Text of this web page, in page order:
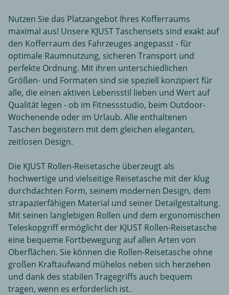
Nutzen Sie das Platzangebot Ihres Kofferraums
maximal aus! Unsere KJUST Taschensets sind exakt auf
den Kofferraum des Fahrzeuges angepasst - für
optimale Raumnutzung, sicheren Transport und
perfekte Ordnung. Mit ihren unterschiedlichen
Größen- und Formaten sind sie speziell konzipiert für
alle, die einen aktiven Lebensstil lieben und Wert auf
Qualität legen - ob im Fitnessstudio, beim Outdoor-
Wochenende oder im Urlaub. Alle enthaltenen
Taschen begeistern mit dem gleichen eleganten,
zeitlosen Design.
Die KJUST Rollen-Reisetasche überzeugt als
hochwertige und vielseitige Reisetasche mit der klug
durchdachten Form, seinem modernen Design, dem
strapazierfähigen Material und seiner Detailgestaltung.
Mit seinen langlebigen Rollen und dem ergonomischen
Teleskopgriff ermöglicht der KJUST Rollen-Reisetasche
eine bequeme Fortbewegung auf allen Arten von
Oberflächen. Sie können die Rollen-Reisetasche ohne
großen Kraftaufwand mühelos neben sich herziehen
und dank des stabilen Tragegriffs auch bequem
tragen, wenn es erforderlich ist.